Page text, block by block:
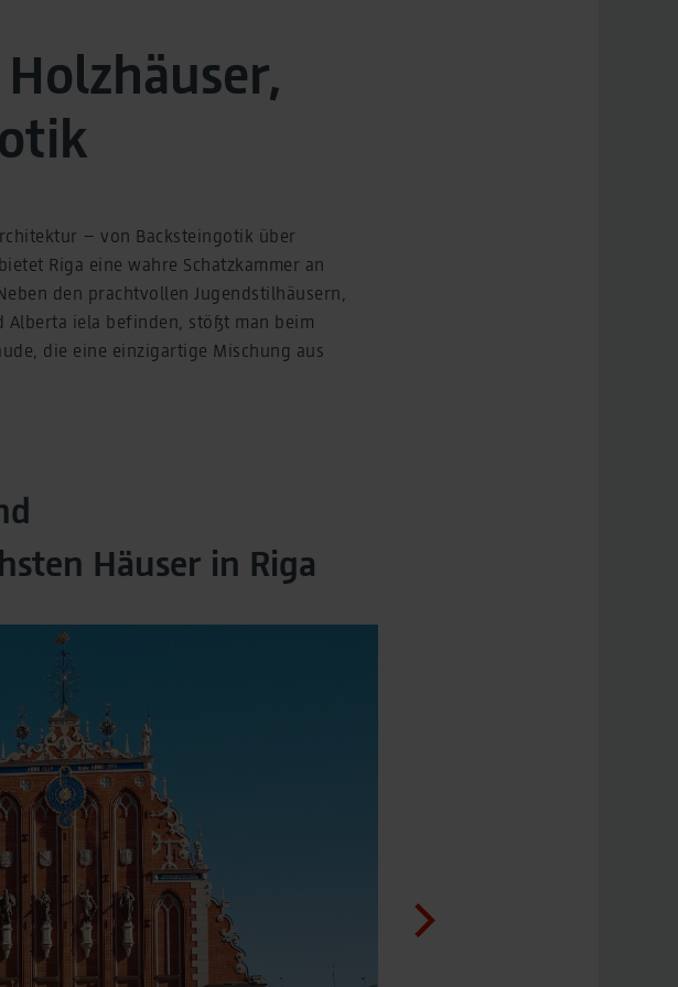
– von Backsteingotik über
Riga eine wahre Schatzkammer an
den prachtvollen Jugendstilhäusern,
Alberta iela befinden, stößt man beim
die eine einzigartige Mischung aus
Häuser in Riga